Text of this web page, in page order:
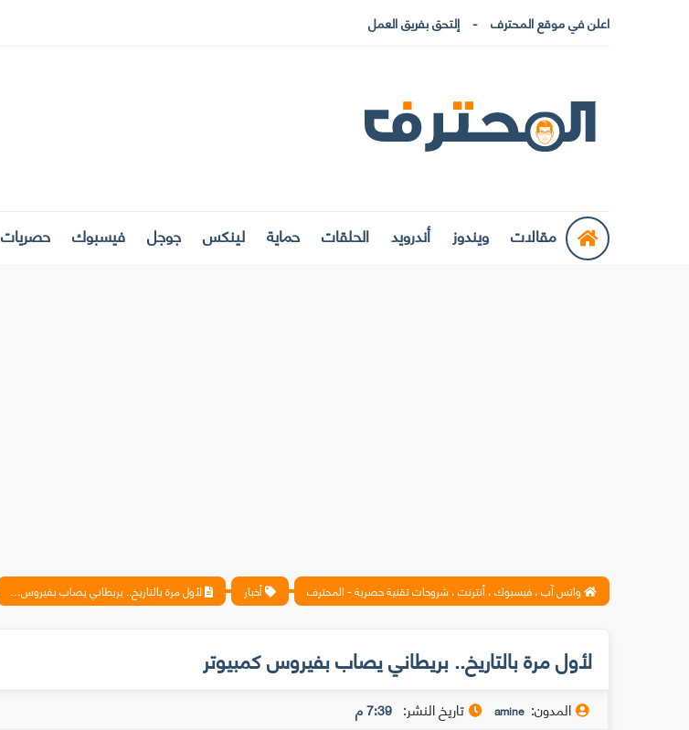
اعلن في موقع المحترف إلتحق بفريق العمل
مقالات ويندوز أندرويد الحلقات حماية لينكس جوجل فيسبوك حصريات
واتس آب ، فيسبوك ، أنترنت ، شروحات تقنية حصرية - المحترف أخبار لأول مرة بالتاريخ.. بريطاني يصاب بفيروس كمبيوتر
لأول مرة بالتاريخ.. بريطاني يصاب بفيروس كمبيوتر
المدون: amine تاريخ النشر: 7:39 م